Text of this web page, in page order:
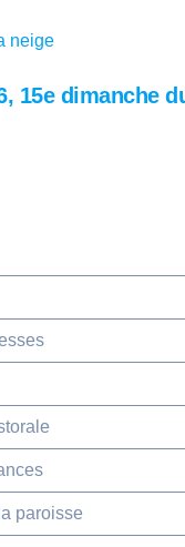
15e dimanche
paroisse